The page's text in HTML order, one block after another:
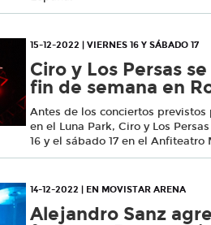
15-12-2022 | VIERNES 16 Y SÁBADO 17
Ciro y Los Persas
fin de semana en
Antes de los conciertos
en el Luna Park, Ciro y Los
16 y el sábado 17 en el
14-12-2022 | EN MOVISTAR ARENA
Alejandro Sanz